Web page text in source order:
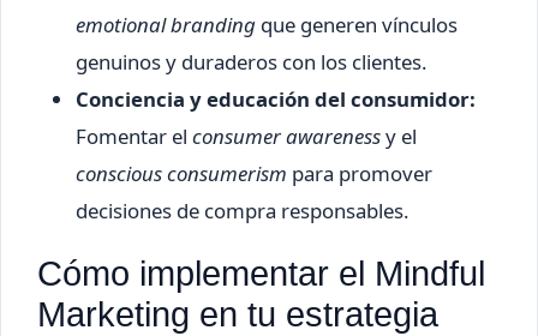
emotional branding que generen vínculos
genuinos y duraderos con los clientes.
Conciencia y educación del consumidor:
Fomentar el consumer awarenessy el
conscious consumerism para promover
decisiones de compra responsables.
Cómo implementar el Mindful
Marketing en tu estrategia